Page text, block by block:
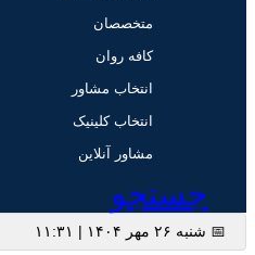
متخصصان
کافه روان
انتخاب مشاور
انتخاب کلینیک
مشاور آنلاین
جستجو
📅 شنبه ۲۶ مهر ۱۴۰۴ | ۱۱:۳۱